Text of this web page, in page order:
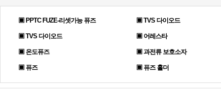
▣ PPTC FUZE-리셋가능 퓨즈 ▣ TVS 다이오드
▣ TVS 다이오드 ▣ 어레스타
▣ 온도퓨즈 ▣ 과전류 보호소자
▣ 퓨즈 ▣ 퓨즈 홀더